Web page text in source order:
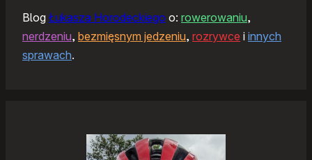
Blog Łukasza Horodeckiego o: rowerowaniu,
nerdzeniu, bezmięsnym jedzeniu, rozrywce i innych
sprawach.